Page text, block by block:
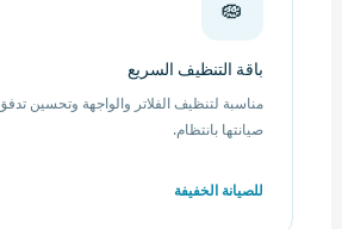
🧽
باقة التنظيف السريع
مناسبة لتنظيف الفلاتر والواجهة وتحسين
صيانتها بانتظام.
للصيانة الخفيفة